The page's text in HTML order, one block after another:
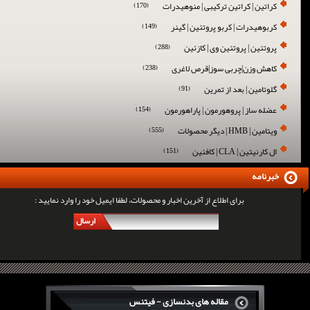
کراتین | کراتین ترکیبی | منوهیدرات (170)
کربوهیدرات | کربو پروتئین | گینر (149)
پروتئین | پروتئین وی | کازئین (288)
کاهش وزن|چربی سوز|قرص لاغری (238)
گلوتامین | بعد از تمرین (91)
عضله ساز | پروهورمون | پاراهورمون (154)
ویتامین | HMB | دیگر محصولات (555)
ال کارنیتین | CLA | کافئین (151)
برای اطلاع از آخرین اخبار و محصولات، لطفا ایمیل خود را وارد نمایید :
ارسال
خبرنامه
مقاله های بدنسازی - فیتنس